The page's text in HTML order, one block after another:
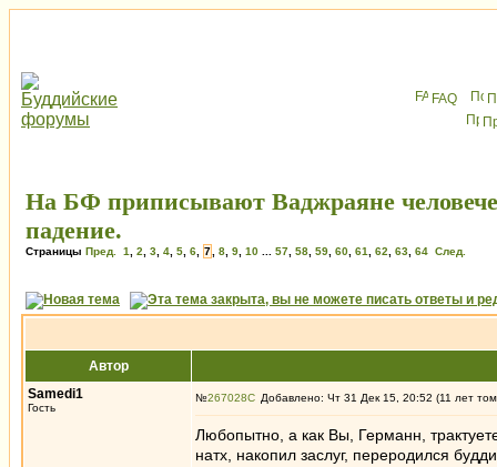
FAQ
На БФ приписывают Ваджраяне
падение.
Страницы Пред. 1 2 3 4 5 6 7 8 9 10 57 58 59 60 61 62 63 64 След.
Автор
Samedi1
Гость
№267028 Добавлено: Чт 31 Дек 15, 20:52 (11 лет
Любопытно, а как Вы, Германн,
натх, накопил заслуг, переродился